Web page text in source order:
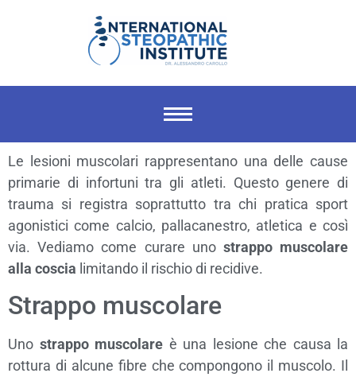
Le lesioni muscolari rappresentano una delle cause
primarie di infortuni tra gli atleti. Questo genere di
trauma si registra soprattutto tra chi pratica sport
agonistici come calcio, pallacanestro, atletica e così
via. Vediamo come curare unostrappo muscolare
alla coscia limitando il rischio di recidive.
Strappo muscolare
Uno strappo muscolare è una lesione che causa la
rottura di alcune fibre che compongono il muscolo. Il